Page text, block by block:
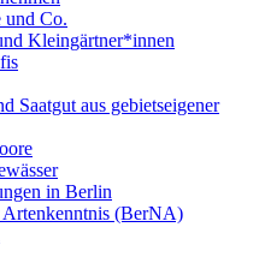
und Co.
Kleingärtner*innen
Saatgut aus gebietseigener
in Berlin
(BerNA)